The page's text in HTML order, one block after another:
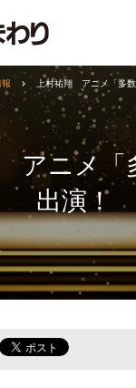
アニメ「
出演！
上村祐翔 アニメ「多数